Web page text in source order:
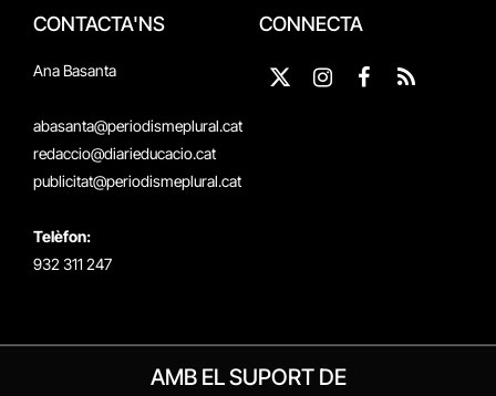
CONTACTA'NS
Ana Basanta
abasanta@periodismeplural.cat
redaccio@diarieducacio.cat
publicitat@periodismeplural.cat
Telèfon:
932 311 247
CONNECTA
X
Instagram
Facebook
RSS
AMB EL SUPORT DE